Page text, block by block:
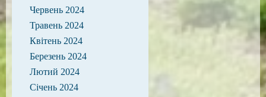
Червень 2024
Травень 2024
Квітень 2024
Березень 2024
Лютий 2024
Січень 2024